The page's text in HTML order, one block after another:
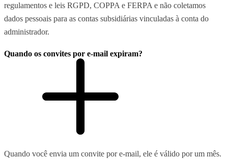
regulamentos e leis RGPD, COPPA e FERPA e não coletamos
dados pessoais para as contas subsidiárias vinculadas à conta do
administrador.
Quando os convites por e-mail expiram?
Quando você envia um convite por e-mail, ele é válido por um mês.